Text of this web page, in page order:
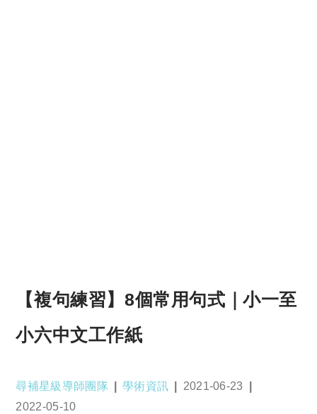
【複句練習】8個常用句式｜小一至
小六中文工作紙
Post
author:
尋補星級導師團隊
Post
學術資訊
Post
2021-06-23
Post
2022-05-10